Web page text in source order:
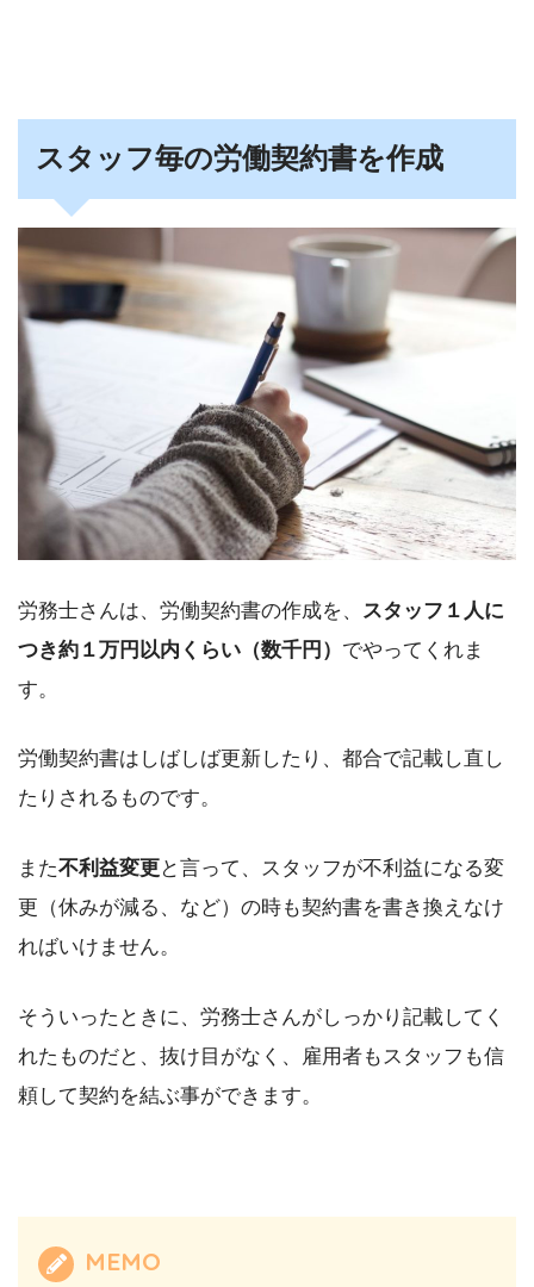
スタッフ毎の労働契約書を作成
労務士さんは、労働契約書の作成を、 スタッフ１人に
つき約１万円以内くらい（数千円） でやってくれま
す。
労働契約書はしばしば更新したり、都合で記載し直し
たりされるものです。
また不利益変更と言って、スタッフが不利益になる変
更（休みが減る、など）の時も契約書を書き換えなけ
ればいけません。
そういったときに、労務士さんがしっかり記載してく
れたものだと、抜け目がなく、雇用者もスタッフも信
頼して契約を結ぶ事ができます。
MEMO